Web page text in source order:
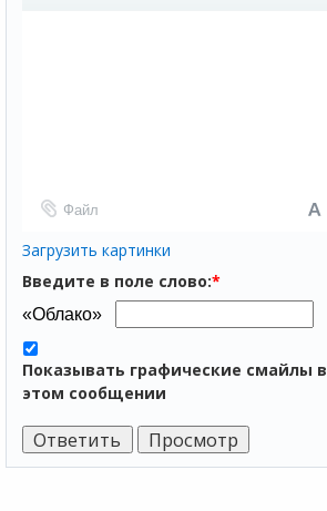
Файл
Загрузить картинки
Введите в поле слово:*
Показывать графические смайлы в
этом сообщении